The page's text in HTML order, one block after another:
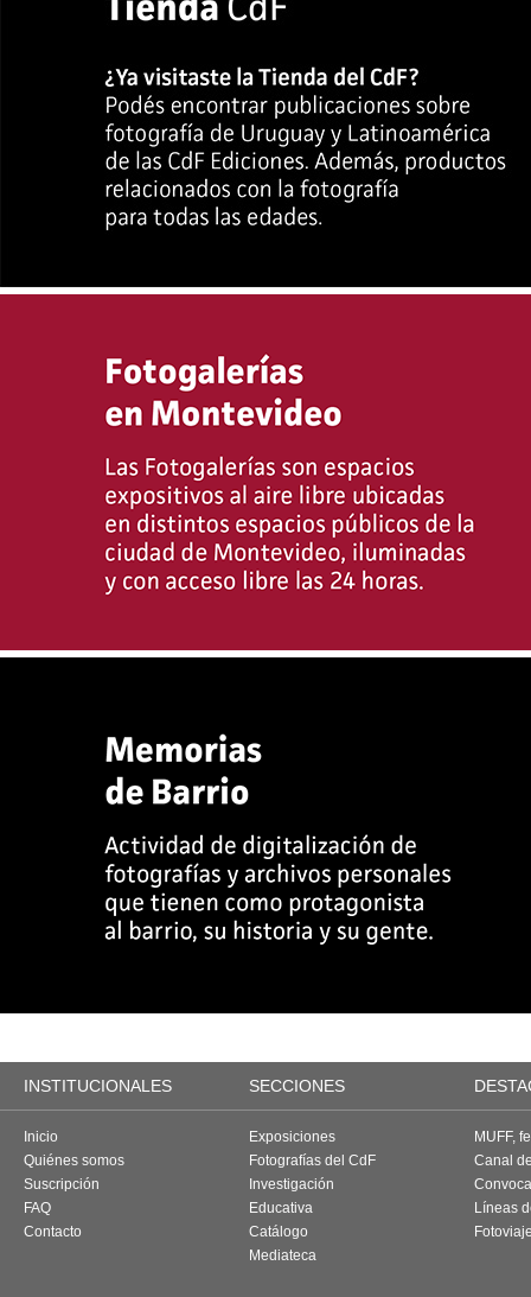
INSTITUCIONALES SECCIONES
Inicio
Quiénes somos
Suscripción
FAQ
Contacto
Exposiciones
Fotografías del CdF
Investigación
Educativa
Catálogo
Mediateca
MUFF,
Canal
Líneas